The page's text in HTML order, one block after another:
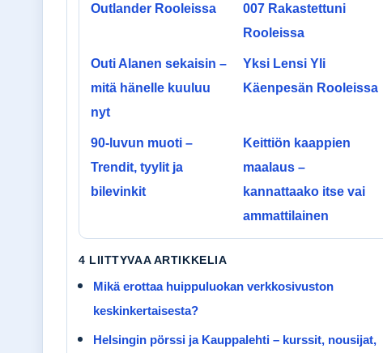
Outlander Rooleissa
007 Rakastettuni
Rooleissa
Outi Alanen sekaisin –
mitä hänelle kuuluu
nyt
Yksi Lensi Yli
Käenpesän Rooleissa
90-luvun muoti –
Trendit, tyylit ja
bilevinkit
Keittiön kaappien
maalaus –
kannattaako itse vai
ammattilainen
4 LIITTYVAA ARTIKKELIA
Mikä erottaa huippuluokan verkkosivuston
keskinkertaisesta?
Helsingin pörssi ja Kauppalehti – kurssit, nousijat,